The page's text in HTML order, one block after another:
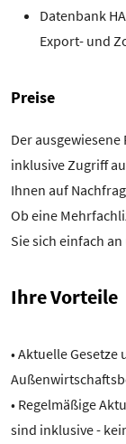
Datenbank
Export- und
Preise
Der
inklusive Zugriff
Ihnen auf
Ob eine
Sie sich einfach
Ihre Vorteile
• Aktuelle
• Regelmäßige
sind inklusive -